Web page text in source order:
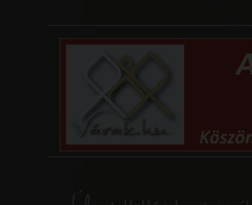
története e táj
A sziklás
megkapó
tufából
fokozzák. A
„kőbálványok” mögött
sziklatömb – kitűnő